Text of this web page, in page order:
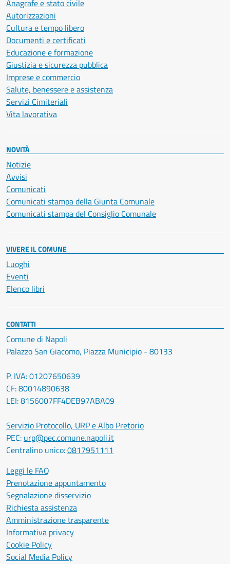
Anagrafe e stato civile
Autorizzazioni
Cultura e tempo libero
Documenti e certificati
Educazione e formazione
Giustizia e sicurezza pubblica
Imprese e commercio
Salute, benessere e assistenza
Servizi Cimiteriali
Vita lavorativa
NOVITÀ
Notizie
Avvisi
Comunicati
Comunicati stampa della Giunta Comunale
Comunicati stampa del Consiglio Comunale
VIVERE IL COMUNE
Luoghi
Eventi
Elenco libri
CONTATTI
Comune di Napoli
Palazzo San Giacomo, Piazza Municipio - 80133
P. IVA: 01207650639
CF: 80014890638
LEI: 8156007FF4DEB97ABA09
Servizio Protocollo, URP e Albo Pretorio
PEC: urp@pec.comune.napoli.it
Centralino unico:0817951111
Leggi le FAQ
Prenotazione appuntamento
Segnalazione disservizio
Richiesta assistenza
Amministrazione trasparente
Informativa privacy
Cookie Policy
Social Media Policy